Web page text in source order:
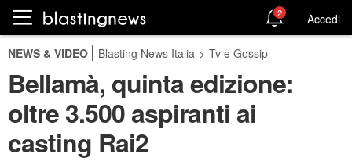
2 Accedi
NEWS & VIDEO Blasting News Italia > Tv e Gossip
Bellamà, quinta edizione:
oltre 3.500 aspiranti ai
casting Rai2